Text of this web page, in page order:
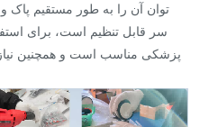
توان آن را به طور مستقیم
سر قابل تنظیم است، برای
پزشکی مناسب است و همچنین